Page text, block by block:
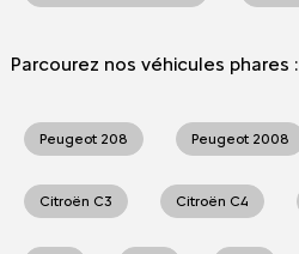
Parcourez nos véhicules phares :
Peugeot 208 Peugeot 2008
Citroën C3 Citroën C4